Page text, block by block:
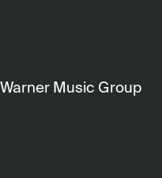
Warner Music Group